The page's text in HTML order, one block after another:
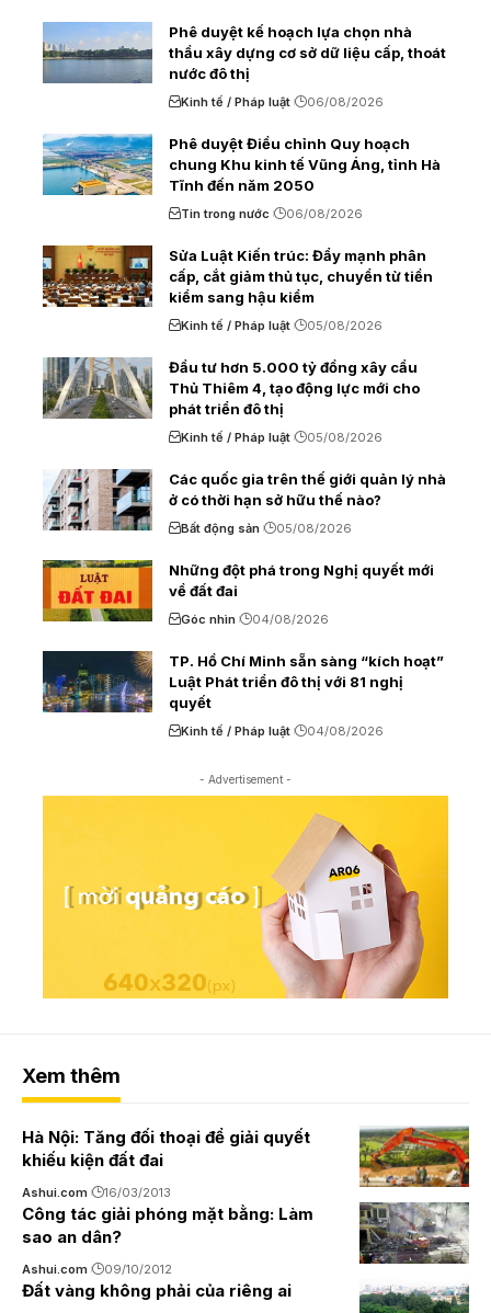
Phê duyệt kế hoạch lựa chọn nhà
thầu xây dựng cơ sở dữ liệu cấp, thoát
nước đô thị
Kinh tế / Pháp luật 06/08/2026
Phê duyệt Điều chỉnh Quy hoạch
chung Khu kinh tế Vũng Áng, tỉnh Hà
Tĩnh đến năm 2050
Tin trong nước 06/08/2026
Sửa Luật Kiến trúc: Đẩy mạnh phân
cấp, cắt giảm thủ tục, chuyển từ tiền
kiểm sang hậu kiểm
Kinh tế / Pháp luật 05/08/2026
Đầu tư hơn 5.000 tỷ đồng xây cầu
Thủ Thiêm 4, tạo động lực mới cho
phát triển đô thị
Kinh tế / Pháp luật 05/08/2026
Các quốc gia trên thế giới quản lý nhà
ở có thời hạn sở hữu thế nào?
Bất động sản 05/08/2026
Những đột phá trong Nghị quyết mới
về đất đai
Góc nhìn 04/08/2026
TP. Hồ Chí Minh sẵn sàng “kích hoạt”
Luật Phát triển đô thị với 81 nghị
quyết
Kinh tế / Pháp luật 04/08/2026
- Advertisement -
Xem thêm
Hà Nội: Tăng đối thoại để giải quyết
khiếu kiện đất đai
Ashui.com 16/03/2013
Công tác giải phóng mặt bằng: Làm
sao an dân?
Ashui.com 09/10/2012
Đất vàng không phải của riêng ai